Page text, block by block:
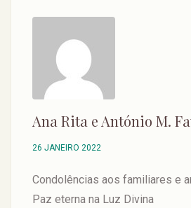
Ana Rita e António M.
26 JANEIRO 2022
Condolências aos familiares e
Paz eterna na Luz Divina